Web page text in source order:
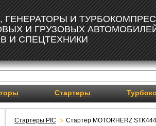
ГЕНЕРАТОРЫ И
И ГРУЗОВЫХ
И СПЕЦТЕХНИКИ
Стартеры
Стартеры PIC Стартер MOTORHERZ